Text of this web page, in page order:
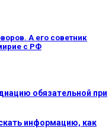
А его советник
с РФ
обязательной при
информацию, как